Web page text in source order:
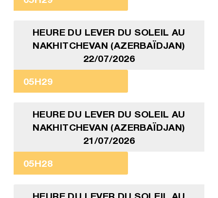
HEURE DU LEVER DU SOLEIL AU
NAKHITCHEVAN (AZERBAÏDJAN)
22/07/2026
05H29
HEURE DU LEVER DU SOLEIL AU
NAKHITCHEVAN (AZERBAÏDJAN)
21/07/2026
05H28